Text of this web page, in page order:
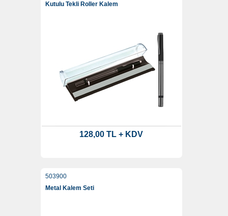
Kutulu Tekli Roller Kalem
128,00 TL + KDV
503900
Metal Kalem Seti